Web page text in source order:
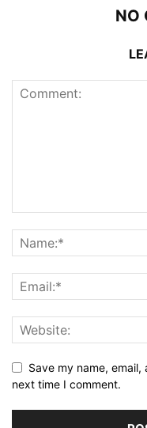
NO
Save my name,
next time I comment.